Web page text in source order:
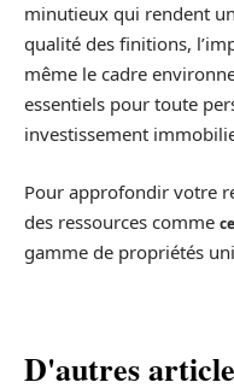
minutieux qui rendent
qualité des finitions,
même le cadre
essentiels pour toute
investissement
Pour approfondir votre
des ressources comme
gamme de propriétés
D'autres